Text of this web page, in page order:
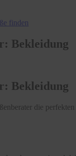
finden
Bekleidung
Bekleidung
die